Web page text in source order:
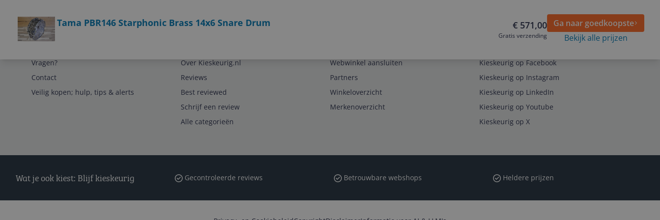
Tama PBR146 Starphonic Brass 14x6 Snare Drum € 571,00
Gratis verzending
Ga naar goedkoopste
Bekijk alle prijzen
Vragen?
Contact
Veilig kopen; hulp, tips & alerts
Over Kieskeurig.nl
Reviews
Best reviewed
Schrijf een review
Alle categorieën
Webwinkel aansluiten
Partners
Winkeloverzicht
Merkenoverzicht
Kieskeurig op Facebook
Kieskeurig op Instagram
Kieskeurig op LinkedIn
Kieskeurig op Youtube
Kieskeurig op X
Wat je ook kiest: Blijf kieskeurig Gecontroleerde reviews Betrouwbare webshops Heldere prijzen